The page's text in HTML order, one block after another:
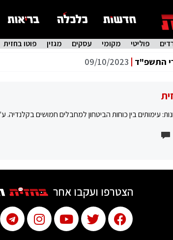
פוליטי מקומי עסקים מגזין פוטו בחזית
התשפ"ד 09/10/2023
עימותים בין כוחות הביטחון למחבלים חמושים בקלנדיה.
הצטרפו ועקבו אחר